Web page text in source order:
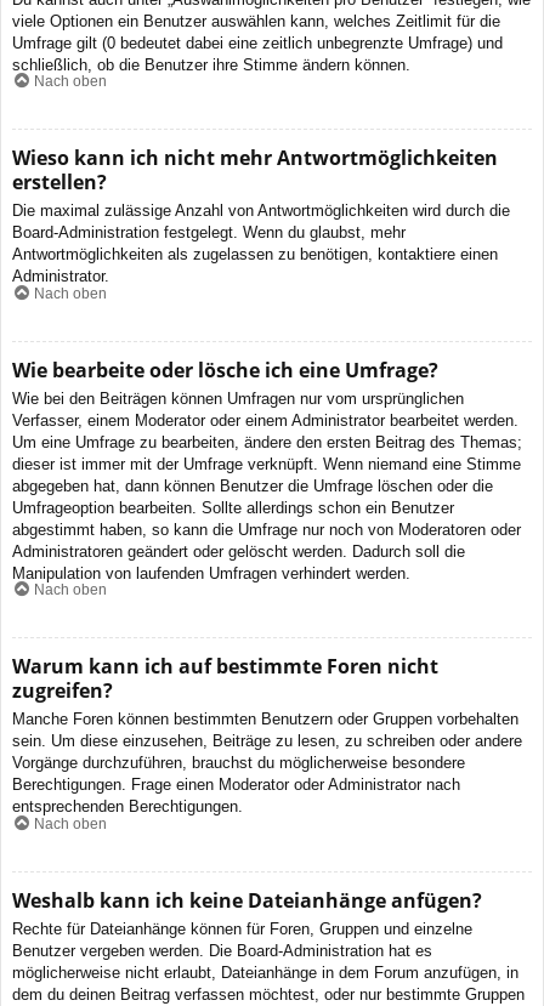
viele Optionen ein Benutzer auswählen kann, welches Zeitlimit für die
Umfrage gilt (0 bedeutet dabei eine zeitlich unbegrenzte Umfrage) und
schließlich, ob die Benutzer ihre Stimme ändern können.
Nach oben
Wieso kann ich nicht mehr Antwortmöglichkeiten
erstellen?
Die maximal zulässige Anzahl von Antwortmöglichkeiten wird durch die
Board-Administration festgelegt. Wenn du glaubst, mehr
Antwortmöglichkeiten als zugelassen zu benötigen, kontaktiere einen
Administrator.
Nach oben
Wie bearbeite oder lösche ich eine Umfrage?
Wie bei den Beiträgen können Umfragen nur vom ursprünglichen
Verfasser, einem Moderator oder einem Administrator bearbeitet werden.
Um eine Umfrage zu bearbeiten, ändere den ersten Beitrag des Themas;
dieser ist immer mit der Umfrage verknüpft. Wenn niemand eine Stimme
abgegeben hat, dann können Benutzer die Umfrage löschen oder die
Umfrageoption bearbeiten. Sollte allerdings schon ein Benutzer
abgestimmt haben, so kann die Umfrage nur noch von Moderatoren oder
Administratoren geändert oder gelöscht werden. Dadurch soll die
Manipulation von laufenden Umfragen verhindert werden.
Nach oben
Warum kann ich auf bestimmte Foren nicht
zugreifen?
Manche Foren können bestimmten Benutzern oder Gruppen vorbehalten
sein. Um diese einzusehen, Beiträge zu lesen, zu schreiben oder andere
Vorgänge durchzuführen, brauchst du möglicherweise besondere
Berechtigungen. Frage einen Moderator oder Administrator nach
entsprechenden Berechtigungen.
Nach oben
Weshalb kann ich keine Dateianhänge anfügen?
Rechte für Dateianhänge können für Foren, Gruppen und einzelne
Benutzer vergeben werden. Die Board-Administration hat es
möglicherweise nicht erlaubt, Dateianhänge in dem Forum anzufügen, in
dem du deinen Beitrag verfassen möchtest, oder nur bestimmte Gruppen